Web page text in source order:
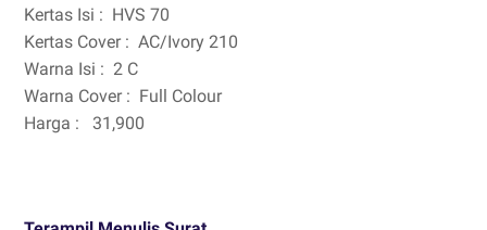
Kertas Isi : HVS 70
Kertas Cover : AC/Ivory 210
Warna Isi : 2 C
Warna Cover : Full Colour
Harga :
31,900